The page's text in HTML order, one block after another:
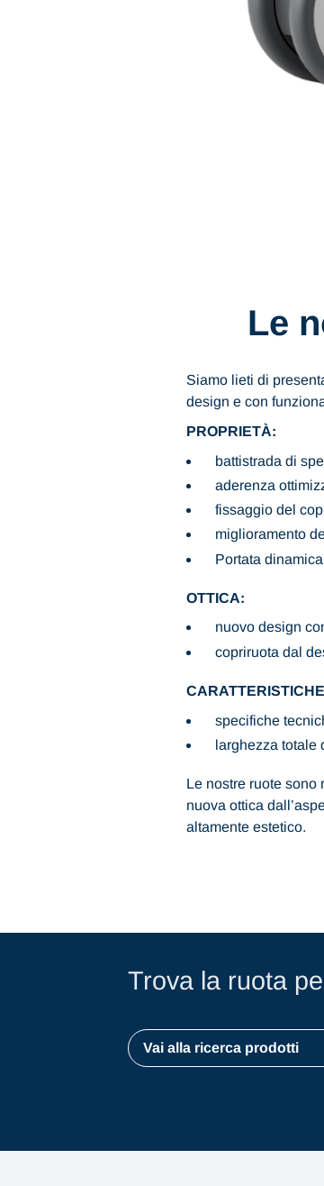
Le
Siamo lieti di
design e con
PROPRIETÀ:
battistrada di
aderenza
fissaggio del
miglioramento
Portata
OTTICA:
nuovo design
copriruota dal
CARATTERISTICHE
specifiche
larghezza totale
Le nostre ruote
nuova ottica
altamente estetico.
Trova la ruota
Vai alla ricerca prodotti